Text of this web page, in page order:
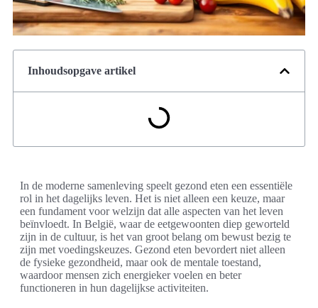
Inhoudsopgave artikel
In de moderne samenleving speelt gezond eten een essentiële
rol in het dagelijks leven. Het is niet alleen een keuze, maar
een fundament voor welzijn dat alle aspecten van het leven
beïnvloedt. In België, waar de eetgewoonten diep geworteld
zijn in de cultuur, is het van groot belang om bewust bezig te
zijn met voedingskeuzes. Gezond eten bevordert niet alleen
de fysieke gezondheid, maar ook de mentale toestand,
waardoor mensen zich energieker voelen en beter
functioneren in hun dagelijkse activiteiten.